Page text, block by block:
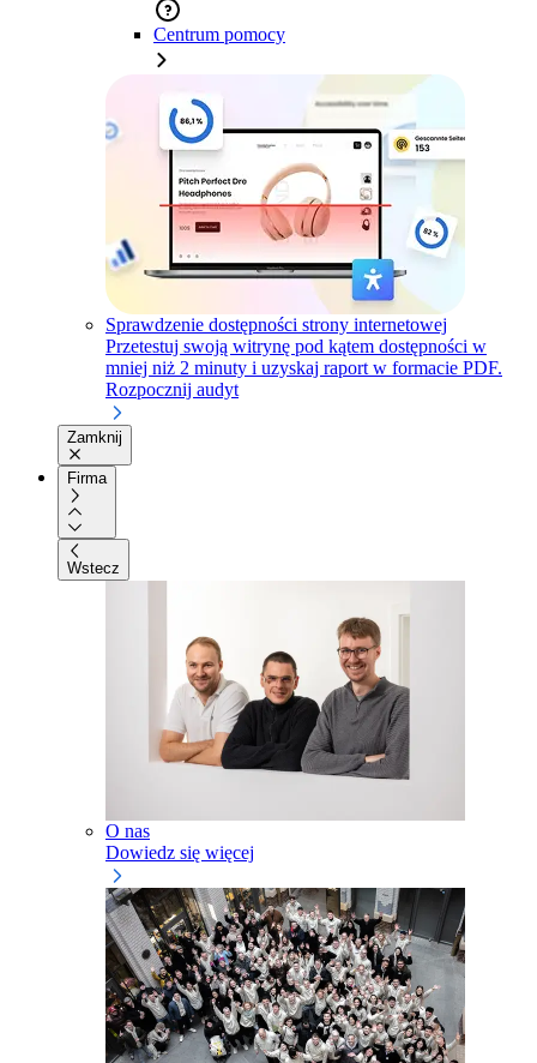
Centrum pomocy
Sprawdzenie dostępności strony internetowej
Przetestuj swoją witrynę pod kątem dostępności w
mniej niż 2 minuty i uzyskaj raport w formacie PDF.
Rozpocznij audyt
Zamknij
Firma
Wstecz
O nas
Dowiedz się więcej